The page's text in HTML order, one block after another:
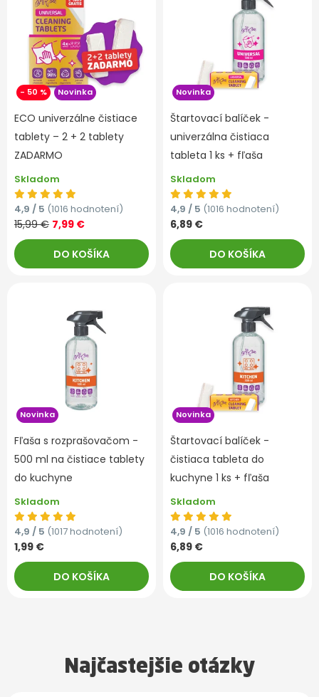
- 50 % Novinka
ECO univerzálne čistiace
tablety – 2 + 2 tablety
ZADARMO
Skladom
4,9 / 5 (1016 hodnotení)
15,99 € 7,99 €
DO KOŠÍKA
Novinka
Štartovací balíček -
univerzálna čistiaca
tableta 1 ks + fľaša
Skladom
4,9 / 5 (1016 hodnotení)
6,89 €
DO KOŠÍKA
Novinka
Fľaša s rozprašovačom -
500 ml na čistiace tablety
do kuchyne
Skladom
4,9 / 5 (1017 hodnotení)
1,99 €
DO KOŠÍKA
Novinka
Štartovací balíček -
čistiaca tableta do
kuchyne 1 ks + fľaša
Skladom
4,9 / 5 (1016 hodnotení)
6,89 €
DO KOŠÍKA
Najčastejšie otázky